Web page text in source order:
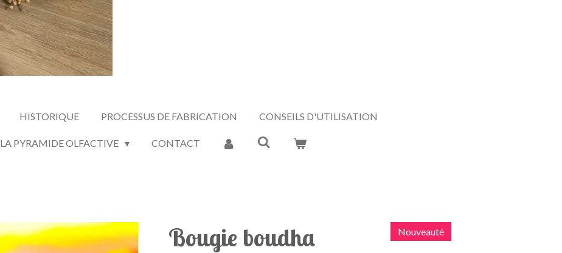
HISTORIQUE PROCESSUS DE FABRICATION CONSEILS D'UTILISATION
LA PYRAMIDE OLFACTIVE CONTACT
Bougie boudha Nouveauté